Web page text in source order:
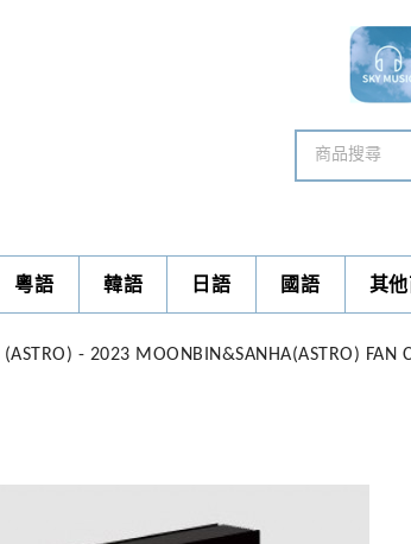
粵語 韓語 日語 國語 其
- 2023 MOONBIN&SANHA(ASTRO) FAN